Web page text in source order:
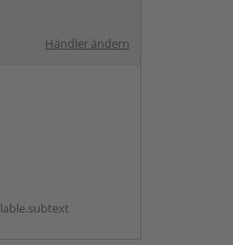
Händler ändern